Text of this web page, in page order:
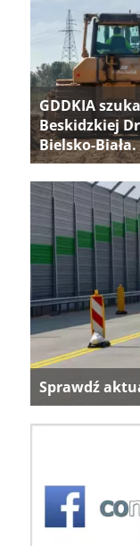
GDDKIA
Beskidzkiej
Bielsko-
Sprawdź